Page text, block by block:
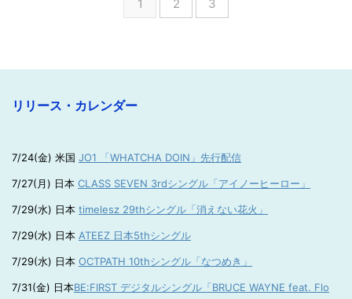
1 2 3
リリース・カレンダー
7/24(金) 米国 JO1 「WHATCHA DOIN」先行配信
7/27(月) 日本 CLASS SEVEN 3rdシングル「アイノーヒーロー」
7/29(水) 日本 timelesz 29thシングル「消えない花火」
7/29(水) 日本 ATEEZ 日本5thシングル
7/29(水) 日本 OCTPATH 10thシングル「なつめき」
7/31(金) 日本BE:FIRST デジタルシングル「BRUCE WAYNE feat. Flo